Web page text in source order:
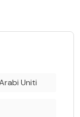
Uniti